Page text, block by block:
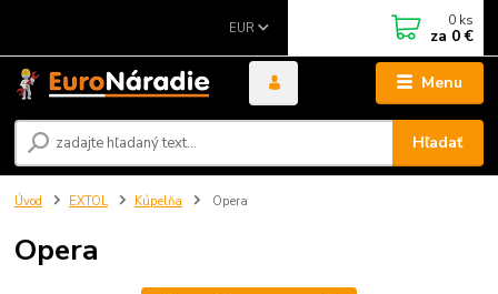
Menu
EUR
Hľadať
0 ks
za 0 €
Úvod EXTOL Kúpelňa Opera
Opera